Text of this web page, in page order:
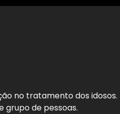
no tratamento dos
de pessoas.